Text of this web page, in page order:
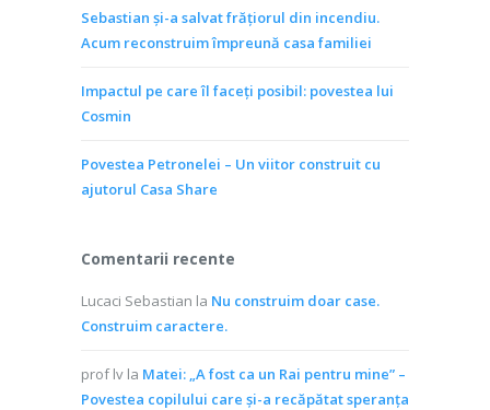
Sebastian și-a salvat frățiorul din incendiu.
Acum reconstruim împreună casa familiei
Impactul pe care îl faceți posibil: povestea lui
Cosmin
Povestea Petronelei – Un viitor construit cu
ajutorul Casa Share
Comentarii recente
Lucaci Sebastian la Nu construim doar case.
Construim caractere.
prof lv la Matei: „A fost ca un Rai pentru mine” –
Povestea copilului care și-a recăpătat speranța